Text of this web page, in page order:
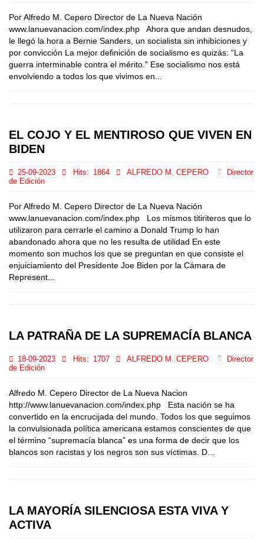
Por Alfredo M. Cepero Director de La Nueva Nación
www.lanuevanacion.com/index.php Ahora que andan desnudos,
le llegó la hora a Bernie Sanders, un socialista sin inhibiciones y
por convicción La mejor definición de socialismo es quizás: “La
guerra interminable contra el mérito.” Ese socialismo nos está
envolviendo a todos los que vivimos en...
EL COJO Y EL MENTIROSO QUE VIVEN EN
BIDEN
25-09-2023 Hits: 1864 ALFREDO M. CEPERO
Director
de Edición
Por Alfredo M. Cepero Director de La Nueva Nación
www.lanuevanacion.com/index.php Los mismos titiriteros que lo
utilizaron para cerrarle el camino a Donald Trump lo han
abandonado ahora que no les resulta de utilidad En este
momento son muchos los que se preguntan en que consiste el
enjuiciamiento del Presidente Joe Biden por la Cámara de
Represent...
LA PATRAÑA DE LA SUPREMACÍA BLANCA
18-09-2023 Hits: 1707 ALFREDO M. CEPERO
Director
de Edición
Alfredo M. Cepero Director de La Nueva Nacion
http://www.lanuevanacion.com/index.php Esta nación se ha
convertido en la encrucijada del mundo. Todos los que seguimos
la convulsionada política americana estamos conscientes de que
el término “supremacía blanca” es una forma de decir que los
blancos son racistas y los negros son sus víctimas. D...
LA MAYORÍA SILENCIOSA ESTA VIVA Y
ACTIVA